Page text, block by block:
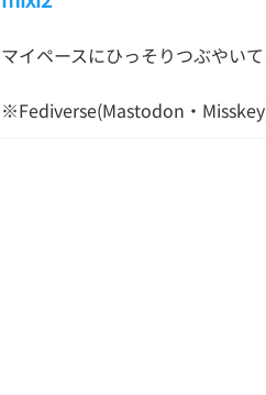
マイペースにひっそりつぶやい
※Fediverse(Mastodon・